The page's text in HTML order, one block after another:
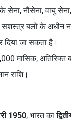
सेना, नौसेना, वायु सेना,
बलों के अधीन
दिया जा सकता है।
मासिक, अतिरिक्त
राशि।
1950, भारत का